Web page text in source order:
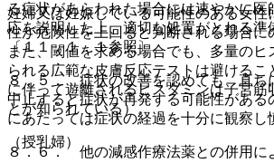
妊婦又は妊娠している可能性のある女性
性が危険性を上回ると判断される場合に
また、閾値を求める場合でも、多量のヒ
られる広範な皮膚反応テストは避けるこ
に伴って遊離されるヒスタミンは子宮筋
とが知られている）。
（授乳婦）
る症状があらわれた場合には速やかに医
応を説明した上、適切な処置がとれる準
〔１１．１．１参照〕。
８．５． 症状の改善を認めても、直ち
中止すると症状が再発する可能性がある
にあたっては症状の経過を十分に観察し
８．６． 他の減感作療法薬との併用に